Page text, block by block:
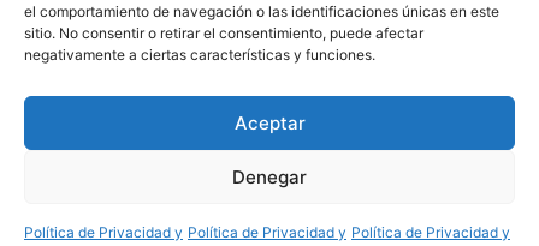
el comportamiento de navegación o las identificaciones únicas en este
sitio. No consentir o retirar el consentimiento, puede afectar
negativamente a ciertas características y funciones.
Aceptar
Denegar
Política de Privacidad y Política de Privacidad y Política de Privacidad y